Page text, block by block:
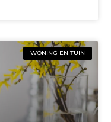
WONING EN TUIN